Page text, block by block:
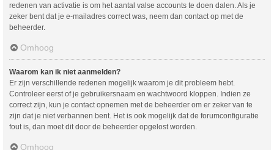
redenen van activatie is om het aantal valse accounts te doen dalen. Als je
zeker bent dat je e-mailadres correct was, neem dan contact op met de
beheerder.
Omhoog
Waarom kan ik niet aanmelden?
Er zijn verschillende redenen mogelijk waarom je dit probleem hebt.
Controleer eerst of je gebruikersnaam en wachtwoord kloppen. Indien ze
correct zijn, kun je contact opnemen met de beheerder om er zeker van te
zijn dat je niet verbannen bent. Het is ook mogelijk dat de forumconfiguratie
fout is, dan moet dit door de beheerder opgelost worden.
Omhoog